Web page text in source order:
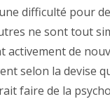
difficulté pour
ne sont tout
activement de
selon la devise
faire de la